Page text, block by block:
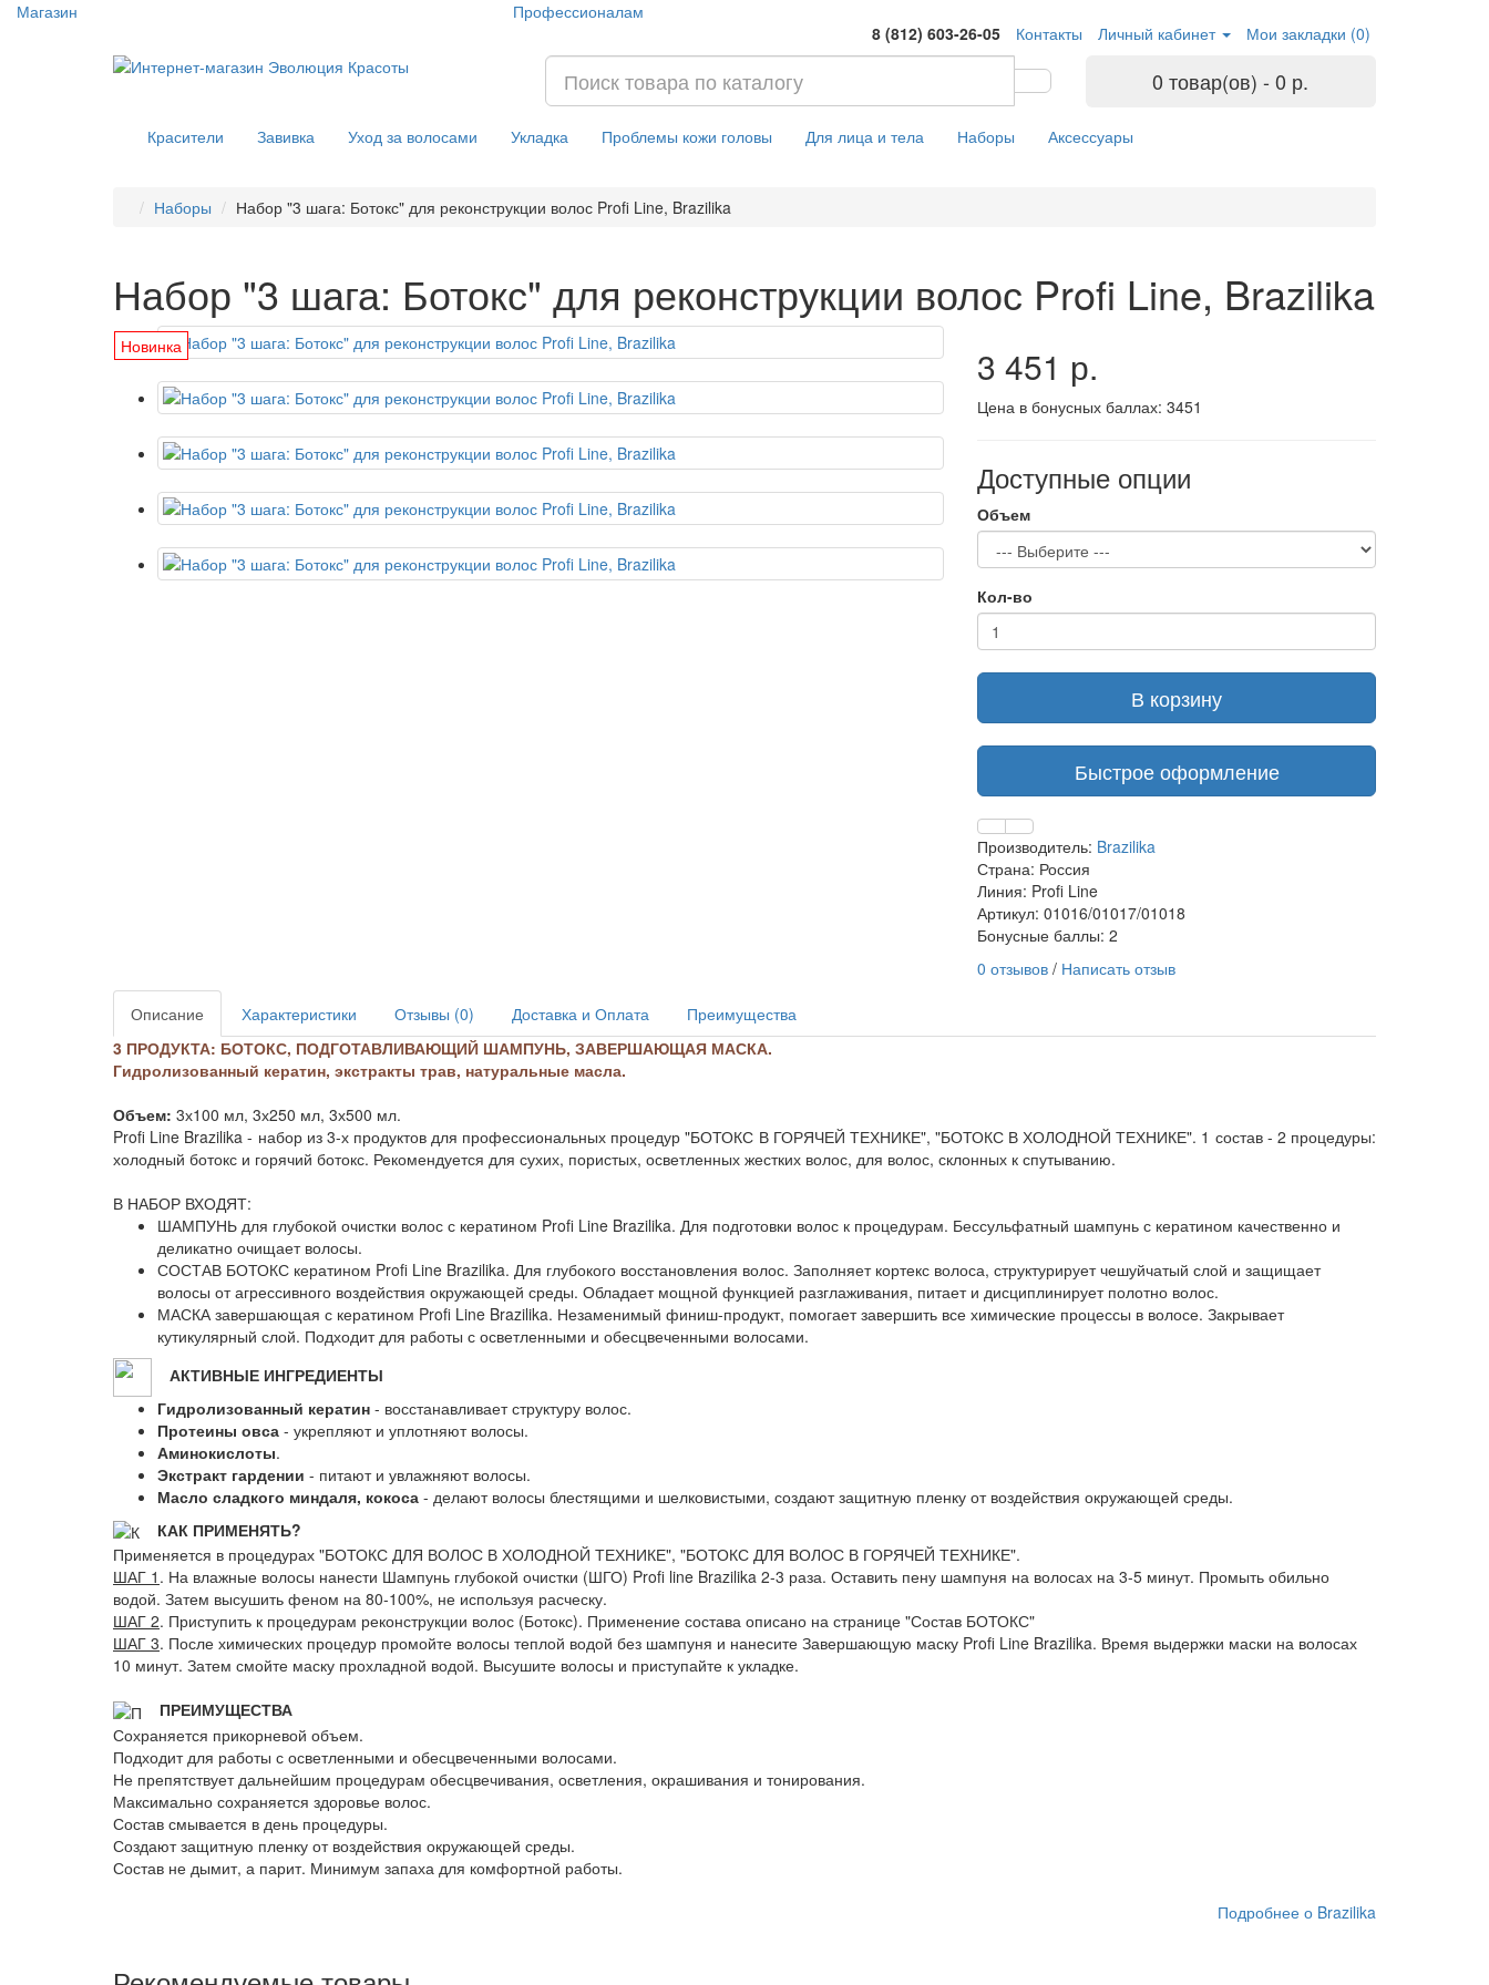
Магазин
Профессионалам
8 (812) 603-26-05
Контакты Личный кабинет Мои закладки (0)
0 товар(ов) - 0 р.
Красители Завивка Уход за волосами Укладка Проблемы кожи головы Для лица и тела Наборы Аксессуары
Наборы Набор "3 шага: Ботокс" для реконструкции волос Profi Line, Brazilika
Набор "3 шага: Ботокс" для реконструкции волос Profi Line, Brazilika
Новинка 3 451 р.
Цена в бонусных баллах: 3451
Доступные опции
Объем
Кол-во
В корзину
Быстрое оформление
Производитель: Brazilika
Страна: Россия
Линия: Profi Line
Артикул: 01016/01017/01018
Бонусные баллы: 2
0 отзывов / Написать отзыв
Описание Характеристики Отзывы (0) Доставка и Оплата
Преимущества
3 ПРОДУКТА: БОТОКС, ПОДГОТАВЛИВАЮЩИЙ ШАМПУНЬ, ЗАВЕРШАЮЩАЯ МАСКА.
Гидролизованный кератин, экстракты трав, натуральные масла.
Объем: 3х100 мл, 3х250 мл, 3х500 мл.
Profi Line Brazilika - набор из 3-х продуктов для профессиональных процедур "БОТОКС В ГОРЯЧЕЙ ТЕХНИКЕ", "БОТОКС В ХОЛОДНОЙ ТЕХНИКЕ". 1 состав - 2 процедуры:
холодный ботокс и горячий ботокс. Рекомендуется для сухих, пористых, осветленных жестких волос, для волос, склонных к спутыванию.
В НАБОР ВХОДЯТ:
ШАМПУНЬ для глубокой очистки волос с кератином Profi Line Brazilika. Для подготовки волос к процедурам. Бессульфатный шампунь с кератином качественно и
деликатно очищает волосы.
СОСТАВ БОТОКС кератином Profi Line Brazilika. Для глубокого восстановления волос. Заполняет кортекс волоса, структурирует чешуйчатый слой и защищает
волосы от агрессивного воздействия окружающей среды. Обладает мощной функцией разглаживания, питает и дисциплинирует полотно волос.
МАСКА завершающая с кератином Profi Line Brazilika. Незаменимый финиш-продукт, помогает завершить все химические процессы в волосе. Закрывает
кутикулярный слой. Подходит для работы с осветленными и обесцвеченными волосами.
АКТИВНЫЕ ИНГРЕДИЕНТЫ
Гидролизованный кератин - восстанавливает структуру волос.
Протеины овса - укрепляют и уплотняют волосы.
Аминокислоты.
Экстракт гардении - питают и увлажняют волосы.
Масло сладкого миндаля, кокоса - делают волосы блестящими и шелковистыми, создают защитную пленку от воздействия окружающей среды.
КАК ПРИМЕНЯТЬ?
Применяется в процедурах "БОТОКС ДЛЯ ВОЛОС В ХОЛОДНОЙ ТЕХНИКЕ", "БОТОКС ДЛЯ ВОЛОС В ГОРЯЧЕЙ ТЕХНИКЕ".
ШАГ 1 . На влажные волосы нанести Шампунь глубокой очистки (ШГО) Profi line Brazilika 2-3 раза. Оставить пену шампуня на волосах на 3-5 минут. Промыть обильно
водой. Затем высушить феном на 80-100%, не используя расческу.
ШАГ 2. Приступить к процедурам реконструкции волос (Ботокс). Применение состава описано на странице "Состав БОТОКС"
ШАГ 3. После химических процедур промойте волосы теплой водой без шампуня и нанесите Завершающую маску Profi Line Brazilika. Время выдержки маски на волосах
10 минут. Затем смойте маску прохладной водой. Высушите волосы и приступайте к укладке.
ПРЕИМУЩЕСТВА
Сохраняется прикорневой объем.
Подходит для работы с осветленными и обесцвеченными волосами.
Не препятствует дальнейшим процедурам обесцвечивания, осветления, окрашивания и тонирования.
Максимально сохраняется здоровье волос.
Состав смывается в день процедуры.
Создают защитную пленку от воздействия окружающей среды.
Состав не дымит, а парит. Минимум запаха для комфортной работы.
Подробнее о Brazilika